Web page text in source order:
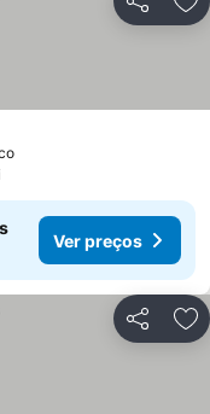
Partilhar
Ver preços
Partilhar